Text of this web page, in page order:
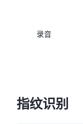
录音
指纹识别